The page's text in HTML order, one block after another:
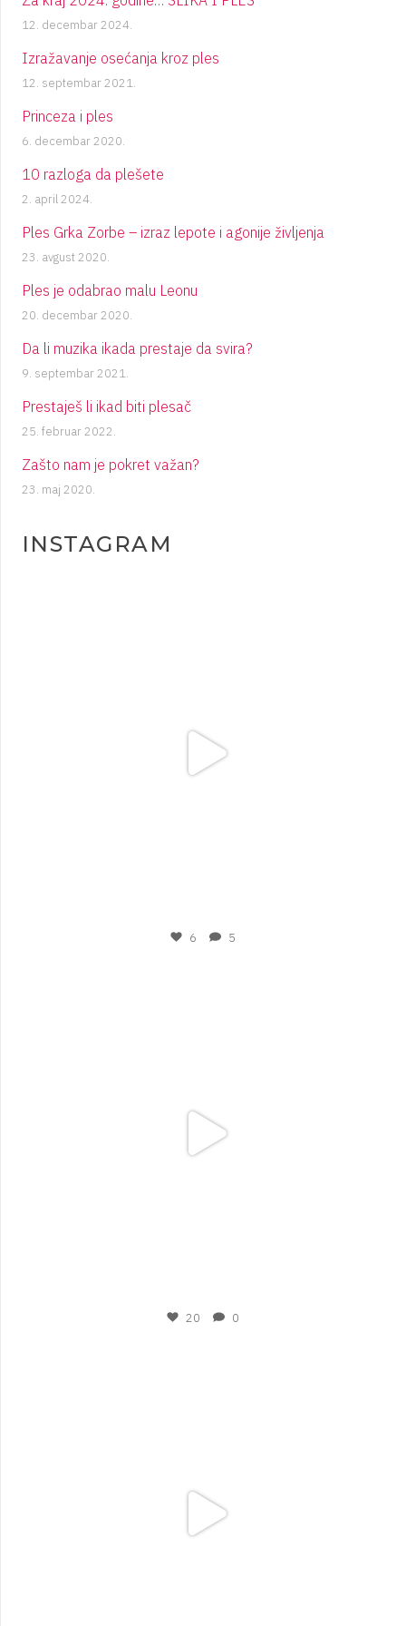
12. decembar 2024.
Izražavanje osećanja kroz ples
12. septembar 2021.
Princeza i ples
6. decembar 2020.
10 razloga da plešete
2. april 2024.
Ples Grka Zorbe – izraz lepote i agonije življenja
23. avgust 2020.
Ples je odabrao malu Leonu
20. decembar 2020.
Da li muzika ikada prestaje da svira?
9. septembar 2021.
Prestaješ li ikad biti plesač
25. februar 2022.
Zašto nam je pokret važan?
23. maj 2020.
INSTAGRAM
6 5
20 0